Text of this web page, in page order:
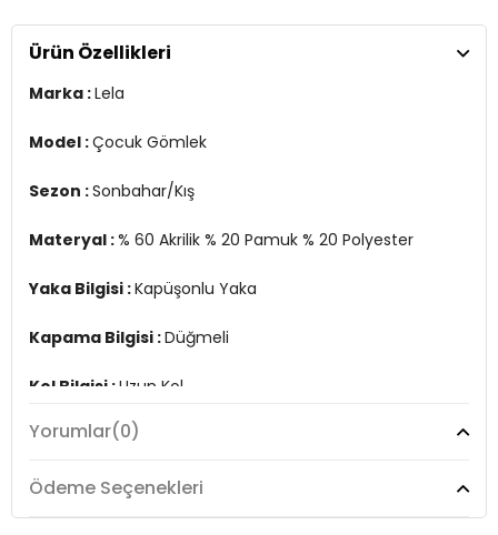
Kol Bilgisi :Uzun Kol
Cep Bilgisi :Çift Cepli
Detay :
-Ekoseli
-Model 5-6 yaş giymiştir
Üretim Yeri : Türkiye
4DK1CF24W81780.65135
Ürün Özellikleri
Marka :Lela
Model :Çocuk Gömlek
Sezon :Sonbahar/Kış
Materyal :% 60 Akrilik % 20 Pamuk % 20 Polyester
Yaka Bilgisi :Kapüşonlu Yaka
Kapama Bilgisi :Düğmeli
Kol Bilgisi :Uzun Kol
Cep Bilgisi :Çift Cepli
Detay :
Yorumlar(0)
Ödeme Seçenekleri